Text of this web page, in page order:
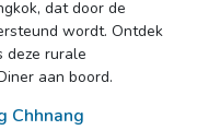
dat door de
wordt. Ontdek
deze rurale
aan boord.
Chhnang